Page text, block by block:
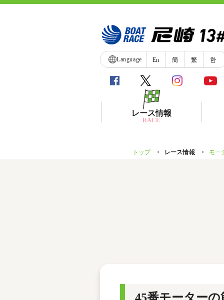
Language En 簡 繁 한
レース情報
RACE
ボートデータ
トップ レース情報 モー